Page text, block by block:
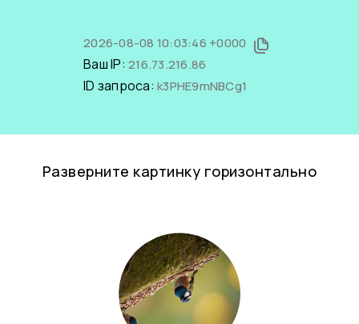
2026-08-08 10:03:46 +0000
Ваш IP: 216.73.216.86
ID запроса: k3PHE9mNBCg1
Разверните картинку горизонтально